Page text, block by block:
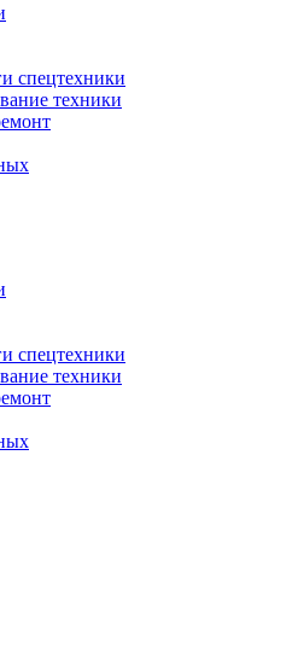
спецтехники
техники
спецтехники
техники